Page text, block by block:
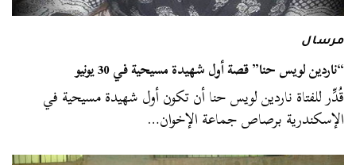
مرسال
“ناردين لويس حنا” قصة أول شهيدة مسيحية في 30 يونيو
قُدِّر للفتاة ناردين لويس حنا أن تكون أول شهيدة مسيحية في
الإسكندرية برصاص جماعة الإخوان…